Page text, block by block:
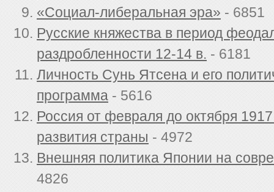
«Социал-либеральная эра» - 6851
Русские княжества в период
раздробленности 12-14 в. - 6181
Личность Сунь Ятсена и его
программа - 5616
Россия от февраля до октября
развития страны - 4972
Внешняя политика Японии на
4826